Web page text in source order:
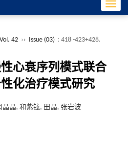
42 ›› Issue (03) : 418 -423+428.
心衰序列模式联合
化治疗模式研究
晶, 和紫铉, 田晶, 张岩波